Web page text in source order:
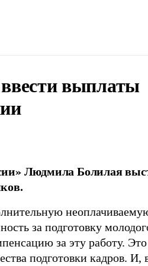
выплаты
Людмила Болилая
за подготовку
за эту работу.
подготовки кадров. И,